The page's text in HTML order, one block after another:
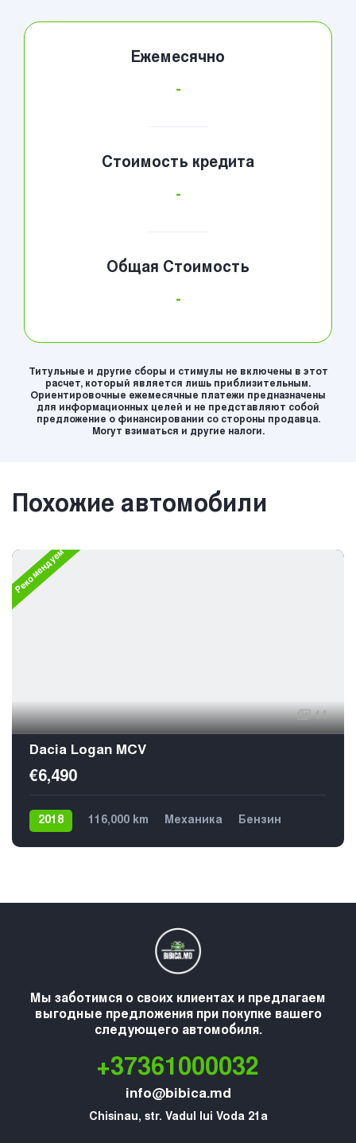
Ежемесячно
-
Стоимость кредита
-
Общая Стоимость
-
Титульные и другие сборы и стимулы не включены в этот
расчет, который является лишь приблизительным.
Ориентировочные ежемесячные платежи предназначены
для информационных целей и не представляют собой
предложение о финансировании со стороны продавца.
Могут взиматься и другие налоги.
Похожие автомобили
Рекомендуем
14
Dacia Logan MCV
€6,490
2018 116,000 km Механика
Бензин
Мы заботимся о своих клиентах и предлагаем
выгодные предложения при покупке вашего
следующего автомобиля.
+37361000032
info@bibica.md
Chisinau, str. Vadul lui Voda 21a